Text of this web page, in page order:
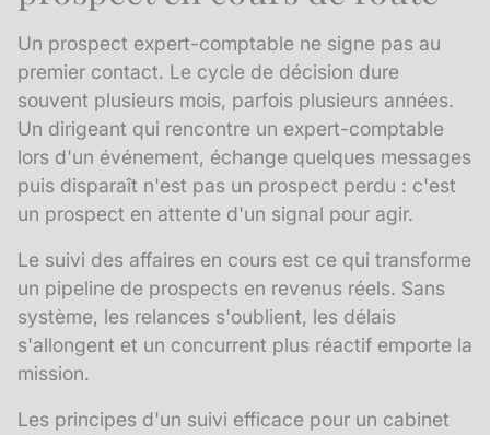
Un prospect expert-comptable ne signe pas au
premier contact. Le cycle de décision dure
souvent plusieurs mois, parfois plusieurs années.
Un dirigeant qui rencontre un expert-comptable
lors d'un événement, échange quelques messages
puis disparaît n'est pas un prospect perdu : c'est
un prospect en attente d'un signal pour agir.
Le suivi des affaires en cours est ce qui transforme
un pipeline de prospects en revenus réels. Sans
système, les relances s'oublient, les délais
s'allongent et un concurrent plus réactif emporte la
mission.
Les principes d'un suivi efficace pour un cabinet